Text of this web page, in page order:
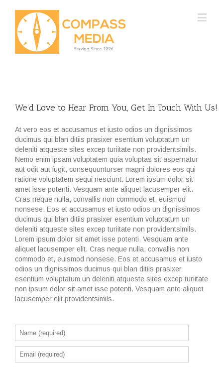
We’d Love to Hear From You, Get In Touch With Us!
At vero eos et accusamus et iusto odios un dignissimos
ducimus qui blan ditiis prasixer esentium voluptatum un
deleniti atqueste sites excep turiitate non providentsimils.
Nemo enim ipsam voluptatem quia voluptas sit aspernatur
aut odit aut fugit, consequunturser magni dolores eos qui
ratione voluptatem sequi nesciunt. Lorem ipsum dolor sit
amet isse potenti. Vesquam ante aliquet lacusemper elit.
Cras neque nulla, convallis non commodo et, euismod
nonsese. Eos et accusamus et iusto odios un dignissimos
ducimus qui blan ditiis prasixer esentium voluptatum un
deleniti atqueste sites excep turiitate non providentsimils.
Lorem ipsum dolor sit amet isse potenti. Vesquam ante
aliquet lacusemper elit. Cras neque nulla, convallis non
commodo et, euismod nonsese. Eos et accusamus et iusto
odios un dignissimos ducimus qui blan ditiis prasixer
esentium voluptatum un deleniti atqueste sites excep turiitate
non ipsum dolor sit amet isse potenti. Vesquam ante aliquet
lacusemper elit providentsimils.